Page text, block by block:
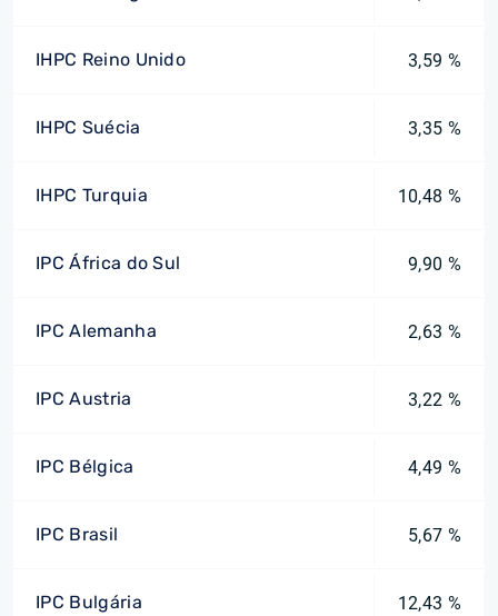
IHPC Reino Unido 3,59 %
IHPC Suécia 3,35 %
IHPC Turquia 10,48 %
IPC África do Sul 9,90 %
IPC Alemanha 2,63 %
IPC Austria 3,22 %
IPC Bélgica 4,49 %
IPC Brasil 5,67 %
IPC Bulgária 12,43 %